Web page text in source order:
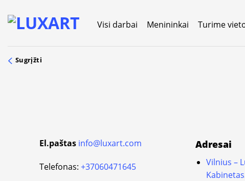
content
Visi darbai Menininkai Turime
Sugrįžti
El.paštas info@luxart.com
Telefonas: +37060471645
Adresai
Vilnius –
Kabinetas